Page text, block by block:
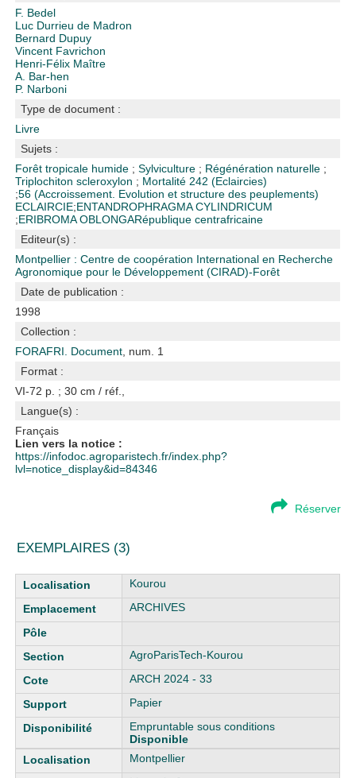
F. Bedel
Luc Durrieu de Madron
Bernard Dupuy
Vincent Favrichon
Henri-Félix Maître
A. Bar-hen
P. Narboni
Type de document :
Livre
Sujets :
Forêt tropicale humide ;Sylviculture ; Régénération naturelle ;
Triplochiton scleroxylon ; Mortalité 242 (Eclaircies)
;56 (Accroissement. Evolution et structure des peuplements)
ECLAIRCIE;ENTANDROPHRAGMA CYLINDRICUM
;ERIBROMA OBLONGARépublique centrafricaine
Editeur(s) :
Montpellier : Centre de coopération International en Recherche
Agronomique pour le Développement (CIRAD)-Forêt
Date de publication :
1998
Collection :
FORAFRI. Document , num. 1
Format :
VI-72 p. ; 30 cm / réf.,
Langue(s) :
Français
Lien vers la notice :
https://infodoc.agroparistech.fr/index.php?
lvl=notice_display&id=84346
Réserver
EXEMPLAIRES (3)
Liste des exemplaires
Kourou
ARCHIVES
AgroParisTech-Kourou
ARCH 2024 - 33
Papier
Empruntable sous conditions
Disponible
Montpellier